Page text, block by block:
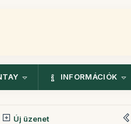
INFORMÁCIÓK
Új üzenet